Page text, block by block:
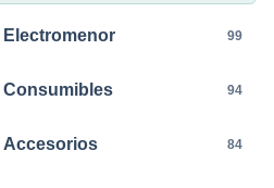
Electromenor 99
Consumibles 94
Accesorios 84